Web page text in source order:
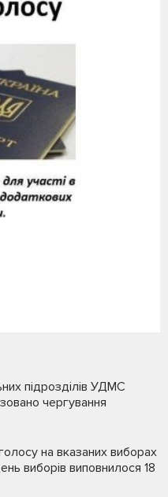
підрозділів УДМС
чергування
на вказаних виборах
виборів виповнилося 18